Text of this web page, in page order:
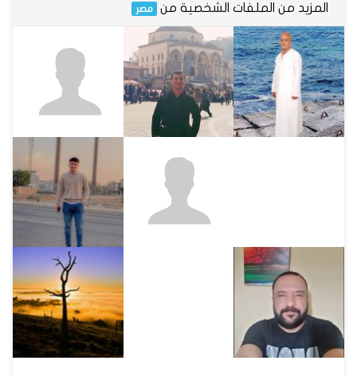
المزيد من الملفات الشخصية من مصر